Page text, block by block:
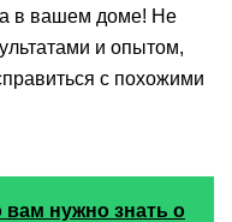
в вашем доме! Не
и опытом,
с похожими
вам нужно знать о